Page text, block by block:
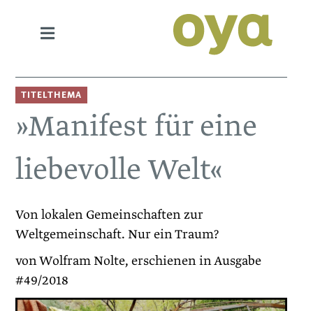
TITELTHEMA
»Manifest für eine
liebevolle Welt«
Von lokalen Gemeinschaften zur
Weltgemeinschaft. Nur ein Traum?
von Wolfram Nolte, erschienen in Ausgabe
#49/2018